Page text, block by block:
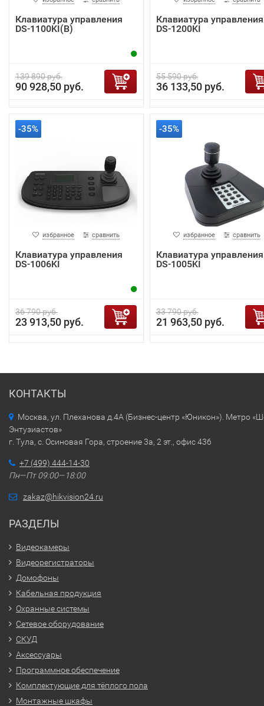
Клавиатура управления
DS-1100KI(B)
139 890 руб.
90 928,50 руб.
Клавиатура управления
DS-1200KI
55 590 руб.
36 133,50 руб.
-35%
избранное сравнить
Клавиатура управления
DS-1006KI
36 790 руб.
23 913,50 руб.
-35%
избранное сравнить
Клавиатура управления
DS-1005KI
33 790 руб.
21 963,50 руб.
КОНТАКТЫ
Москва, ул. Плеханова д.4А (Бизнес-центр «Юникон»). Метро
Энтузиастов»
г. Тула, с. Осиновая Гора, строение 3а, 2 эт., офис 436
+7 (499) 444-14-30
Пн—Пт 09:00—18:00
zakaz@hikvision24.ru
РАЗДЕЛЫ
Видеокамеры
Видеорегистраторы
Домофоны
Кабельная продукция
Охранные системы
Сетевое оборудование
СКУД
Аксессуары
Программное обеспечение
Комплектующие для тёплого пола
Монтажные шкафы